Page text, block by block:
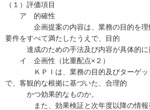
（１）評価項目
ア 的確性
企画提案の内容は、業務の目的を理解
要件をすべて満たしたうえで、目的
達成のための手法及び内容が具体的に
イ 企画性（比重配点×２）
ＫＰＩは、業務の目的及びターゲッ
で、客観的な根拠に基づいた、合理的
かつ効果的なものか。
また、効果検証と次年度以降の情報